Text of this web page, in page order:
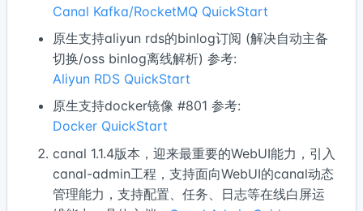
Canal Kafka/RocketMQ QuickStart
原生支持aliyun rds的binlog订阅 (解决自动主备
切换/oss binlog离线解析) 参考:
Aliyun RDS QuickStart
原生支持docker镜像 #801 参考:
Docker QuickStart
canal 1.1.4版本，迎来最重要的WebUI能力，引入
canal-admin工程，支持面向WebUI的canal动态
管理能力，支持配置、任务、日志等在线白屏运